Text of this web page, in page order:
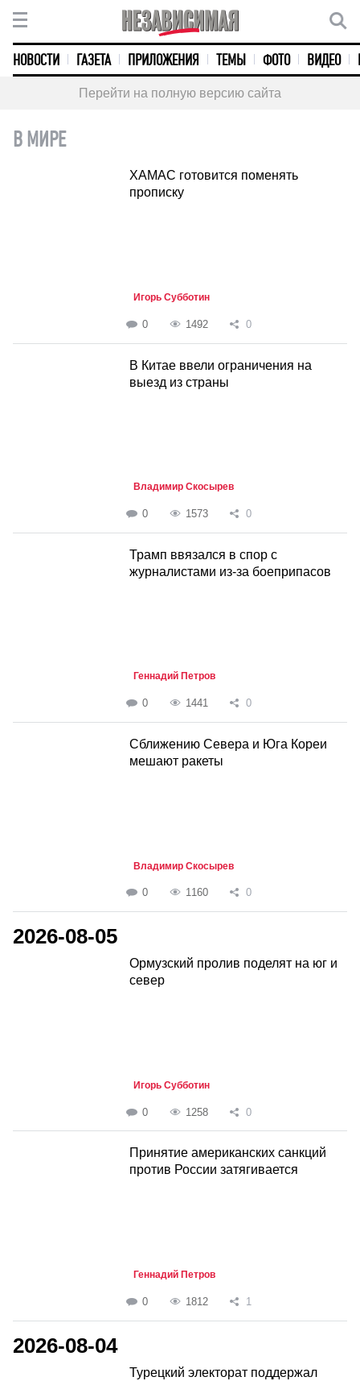
НОВОСТИ ГАЗЕТА ПРИЛОЖЕНИЯ ТЕМЫ ФОТО ВИДЕО
Перейти на полную версию сайта
В МИРЕ
ХАМАС готовится поменять
прописку
Игорь Субботин
0 1492 0
В Китае ввели ограничения на
выезд из страны
Владимир Скосырев
0 1573 0
Трамп ввязался в спор с
журналистами из-за боеприпасов
Геннадий Петров
0 1441 0
Сближению Севера и Юга Кореи
мешают ракеты
Владимир Скосырев
0 1160 0
2026-08-05
Ормузский пролив поделят на юг и
север
Игорь Субботин
0 1258 0
Принятие американских санкций
против России затягивается
Геннадий Петров
0 1812 1
2026-08-04
Турецкий электорат поддержал